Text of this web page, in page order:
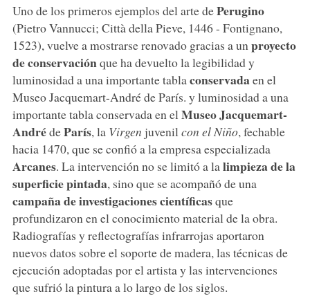
Uno de los primeros ejemplos del arte dePerugino
(Pietro Vannucci; Città della Pieve, 1446 - Fontignano,
1523), vuelve a mostrarse renovado gracias a un proyecto
de conservaciónque ha devuelto la legibilidad y
luminosidad a una importante tabla conservadaen el
Museo Jacquemart-André de París. y luminosidad a una
importante tabla conservada en el Museo Jacquemart-
AndrédeParís, la Virgen juvenil con el Niño, fechable
hacia 1470, que se confió a la empresa especializada
Arcanes. La intervención no se limitó a la limpieza de la
superficie pintada, sino que se acompañó de una
campaña de investigaciones científicasque
profundizaron en el conocimiento material de la obra.
Radiografías y reflectografías infrarrojas aportaron
nuevos datos sobre el soporte de madera, las técnicas de
ejecución adoptadas por el artista y las intervenciones
que sufrió la pintura a lo largo de los siglos.